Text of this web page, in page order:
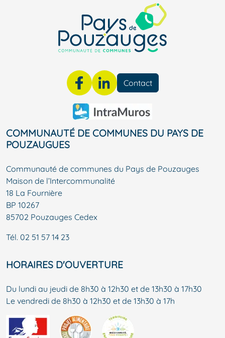
Contact
COMMUNAUTÉ DE COMMUNES DU PAYS DE
POUZAUGUES
Communauté de communes du Pays de Pouzauges
Maison de l’Intercommunalité
18 La Fournière
BP 10267
85702 Pouzauges Cedex
Tél. 02 51 57 14 23
HORAIRES D'OUVERTURE
Du lundi au jeudi de 8h30 à 12h30 et de 13h30 à 17h30
Le vendredi de 8h30 à 12h30 et de 13h30 à 17h